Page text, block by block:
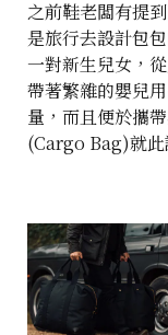
之前鞋老闆有提
是旅行去設計包
一對新生兒女，
帶著繁雜的嬰兒
量，而且便於攜
(Cargo Bag)就此